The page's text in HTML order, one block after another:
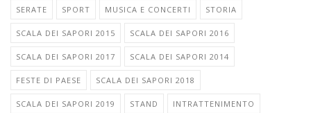
SERATE SPORT MUSICA E CONCERTI STORIA
SCALA DEI SAPORI 2015 SCALA DEI SAPORI 2016
SCALA DEI SAPORI 2017 SCALA DEI SAPORI 2014
FESTE DI PAESE SCALA DEI SAPORI 2018
SCALA DEI SAPORI 2019 STAND INTRATTENIMENTO